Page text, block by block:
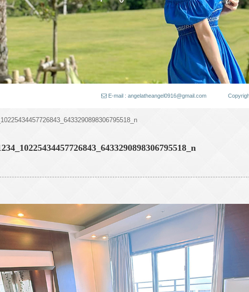
E-mail : angelatheangel0916@gmail.com